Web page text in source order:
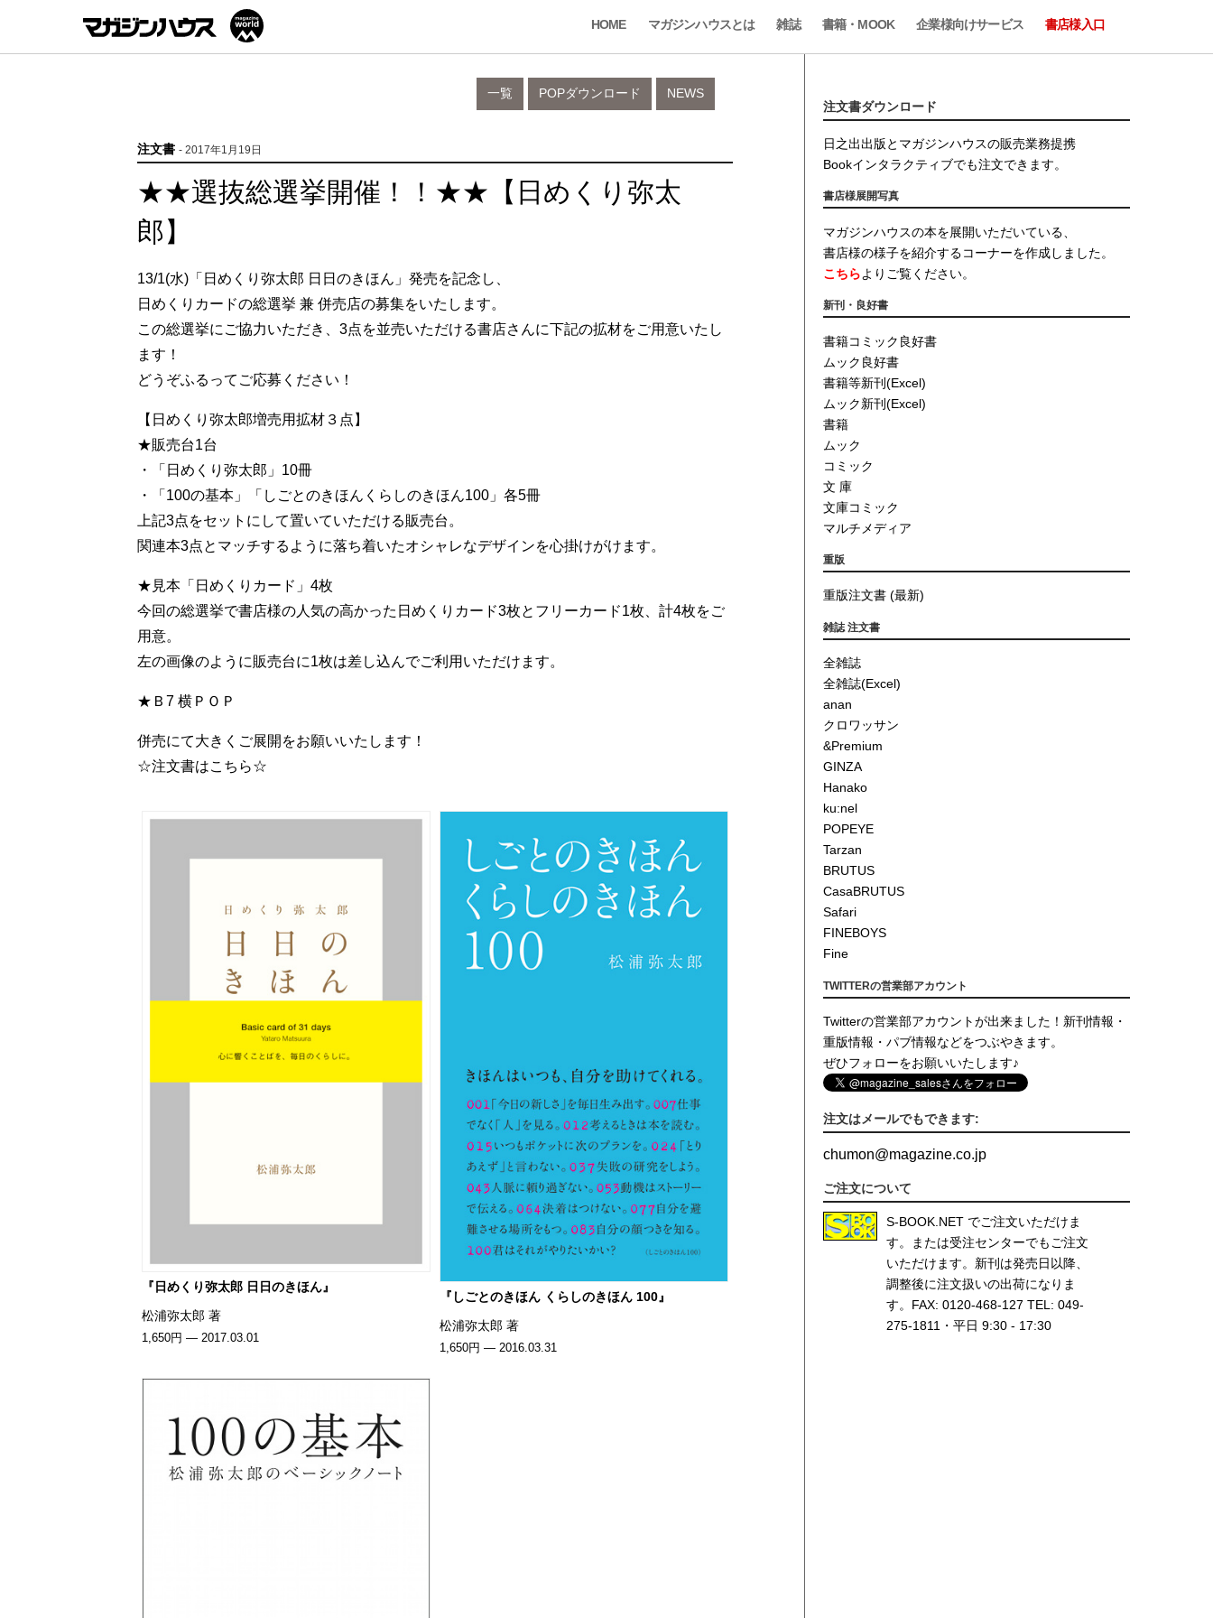
HOME マガジンハウスとは 雑誌 書籍・MOOK 企業様向けサービス 書店様入口
NEWS
POPダウンロード
一覧
注文書 - 2017年1月19日
★★選抜総選挙開催！！★★【⽇めくり弥太
郎】
13/1(水)「⽇めくり弥太郎 ⽇⽇のきほん」発売を記念し、
⽇めくりカードの総選挙 兼 併売店の募集をいたします。
この総選挙にご協⼒いただき、3点を並売いただける書店さんに下記の拡材をご用意いたし
ます！
どうぞふるってご応募ください！
【日めくり弥太郎増売用拡材３点】
★販売台1台
・「日めくり弥太郎」10冊
・「100の基本」「しごとのきほんくらしのきほん100」各5冊
上記3点をセットにして置いていただける販売台。
関連本3点とマッチするように落ち着いたオシャレなデザインを心掛けがけます。
★見本「日めくりカード」4枚
今回の総選挙で書店様の人気の高かった日めくりカード3枚とフリーカード1枚、計4枚をご
用意。
左の画像のように販売台に1枚は差し込んでご利用いただけます。
★Ｂ7 横ＰＯＰ
併売にて大きくご展開をお願いいたします！
☆注文書はこちら☆
『日めくり弥太郎 日日のきほん』
松浦弥太郎 著
1,650円 — 2017.03.01
『しごとのきほん くらしのきほん 100』
松浦弥太郎 著
1,650円 — 2016.03.31
注文書ダウンロード
日之出出版とマガジンハウスの販売業務提携
Bookインタラクティブでも注文できます。
書店様展開写真
マガジンハウスの本を展開いただいている、
書店様の様子を紹介するコーナーを作成しました。
こちらよりご覧ください。
新刊・良好書
書籍コミック良好書
ムック良好書
書籍等新刊(Excel)
ムック新刊(Excel)
書籍
ムック
コミック
文 庫
文庫コミック
マルチメディア
重版
重版注文書 (最新)
雑誌 注文書
全雑誌
全雑誌(Excel)
anan
クロワッサン
&Premium
GINZA
Hanako
ku:nel
POPEYE
Tarzan
BRUTUS
CasaBRUTUS
Safari
FINEBOYS
Fine
TWITTERの営業部アカウント
Twitterの営業部アカウントが出来ました！新刊情報・
重版情報・パブ情報などをつぶやきます。
ぜひフォローをお願いいたします♪
注文はメールでもできます:
chumon@magazine.co.jp
ご注文について
S-BOOK.NET でご注文いただけま
す。または受注センターでもご注文
いただけます。新刊は発売日以降、
調整後に注文扱いの出荷になりま
す。FAX: 0120-468-127 TEL: 049-
275-1811・平日 9:30 - 17:30